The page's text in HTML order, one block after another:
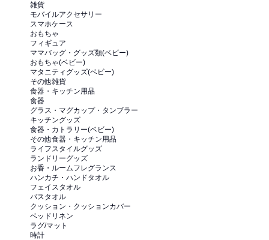
雑貨
モバイルアクセサリー
スマホケース
おもちゃ
フィギュア
ママバッグ・グッズ類(ベビー)
おもちゃ(ベビー)
マタニティグッズ(ベビー)
その他雑貨
食器・キッチン用品
食器
グラス・マグカップ・タンブラー
キッチングッズ
食器・カトラリー(ベビー)
その他食器・キッチン用品
ライフスタイルグッズ
ランドリーグッズ
お香・ルームフレグランス
ハンカチ・ハンドタオル
フェイスタオル
バスタオル
クッション・クッションカバー
ベッドリネン
ラグ/マット
時計